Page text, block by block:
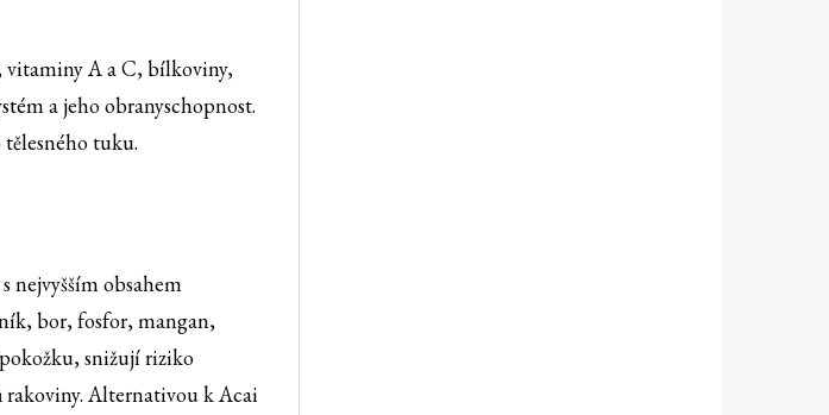
vitaminy A a C, bílkoviny,
a jeho obranyschopnost.
tuku.
nejvyšším obsahem
bor, fosfor, mangan,
snižují riziko
Alternativou k Acai